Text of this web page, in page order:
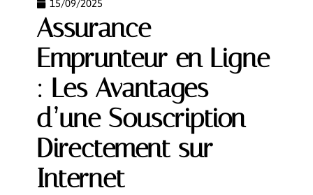
15/09/2025
Assurance
Emprunteur en Ligne
: Les Avantages
d’une Souscription
Directement sur
Internet